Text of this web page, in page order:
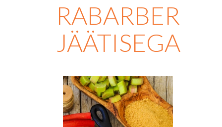
RABARBER
JÄÄTISEGA